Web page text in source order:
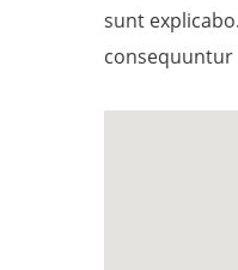
sunt
consequuntur